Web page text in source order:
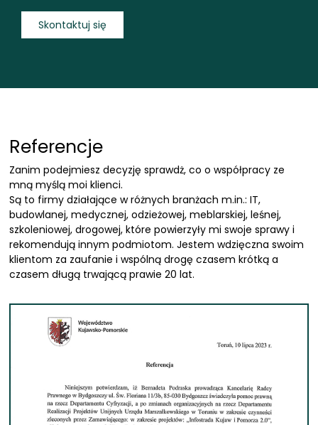
Skontaktuj się
Referencje
Zanim podejmiesz decyzję sprawdż, co o współpracy ze
mną myślą moi klienci.
Są to firmy działające w różnych branżach m.in.: IT,
budowlanej, medycznej, odzieżowej, meblarskiej, leśnej,
szkoleniowej, drogowej, które powierzyły mi swoje sprawy i
rekomendują innym podmiotom. Jestem wdzięczna swoim
klientom za zaufanie i wspólną drogę czasem krótką a
czasem długą trwającą prawie 20 lat.